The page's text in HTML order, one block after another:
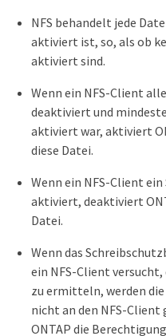
NFS behandelt jede
aktiviert ist, so, als ob
aktiviert sind.
Wenn ein NFS-Client
deaktiviert und
aktiviert war, aktiviert
diese Datei.
Wenn ein NFS-Client
aktiviert, deaktiviert
Datei.
Wenn das
ein NFS-Client
zu ermitteln, werden
nicht an den NFS-
ONTAP die